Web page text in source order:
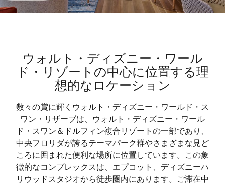
ウォルト・ディズニー・ワール
ド・リゾートの中心に位置する理
想的なロケーション
数々の賞に輝くウォルト・ディズニー・ワールド・ス
ワン・リザーブは、ウォルト・ディズニー・ワール
ド・スワン＆ドルフィン複合リゾートの一部であり、
中央フロリダが誇るテーマパーク群やさまざまな見ど
ころに囲まれた便利な場所に位置しています。この象
徴的なコンプレックスは、エプコット、ディズニーハ
リウッドスタジオから徒歩圏内にあります。ご滞在中